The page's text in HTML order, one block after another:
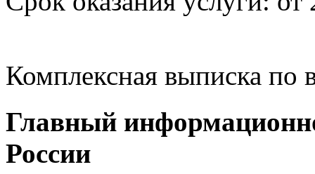
Комплексная выписка
Главный
России